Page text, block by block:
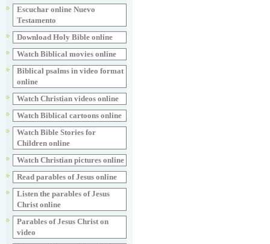
Escuchar online Nuevo
Testamento
Download Holy Bible online
Watch Biblical movies online
Biblical psalms in video format
online
Watch Christian videos online
Watch Biblical cartoons online
Watch Bible Stories for
Children online
Watch Christian pictures online
Read parables of Jesus online
Listen the parables of Jesus
Christ online
Parables of Jesus Christ on
video